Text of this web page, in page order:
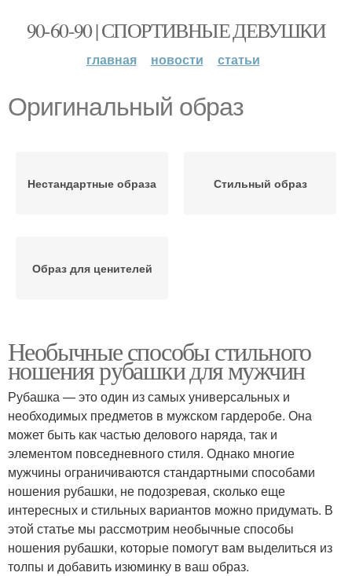
90-60-90 | СПОРТИВНЫЕ ДЕВУШКИ
главная новости статьи
Оригинальный образ
Нестандартные образа Стильный образ
Образ для ценителей
Необычные способы стильного
ношения рубашки для мужчин
Рубашка — это один из самых универсальных и
необходимых предметов в мужском гардеробе. Она
может быть как частью делового наряда, так и
элементом повседневного стиля. Однако многие
мужчины ограничиваются стандартными способами
ношения рубашки, не подозревая, сколько еще
интересных и стильных вариантов можно придумать. В
этой статье мы рассмотрим необычные способы
ношения рубашки, которые помогут вам выделиться из
толпы и добавить изюминку в ваш образ.